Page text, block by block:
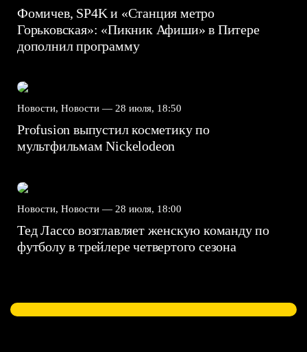
Фомичев, SP4K и «Станция метро
Горьковская»: «Пикник Афиши» в Питере
дополнил программу
Новости, Новости — 28 июля, 18:50
Profusion выпустил косметику по
мультфильмам Nickelodeon
Новости, Новости — 28 июля, 18:00
Тед Лассо возглавляет женскую команду по
футболу в трейлере четвертого сезона